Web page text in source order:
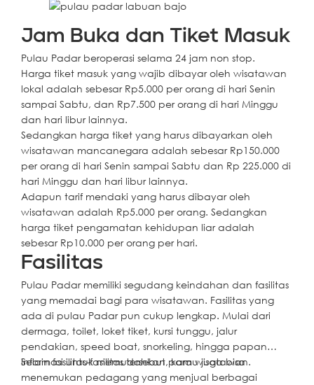
Jam Buka dan Tiket Masuk
Pulau Padar beroperasi selama 24 jam non stop.
Harga tiket masuk yang wajib dibayar oleh wisatawan
lokal adalah sebesar Rp5.000 per orang di hari Senin
sampai Sabtu, dan Rp7.500 per orang di hari Minggu
dan hari libur lainnya.
Sedangkan harga tiket yang harus dibayarkan oleh
wisatawan mancanegara adalah sebesar Rp150.000
per orang di hari Senin sampai Sabtu dan Rp 225.000 di
hari Minggu dan hari libur lainnya.
Adapun tarif mendaki yang harus dibayar oleh
wisatawan adalah Rp5.000 per orang. Sedangkan
harga tiket pengamatan kehidupan liar adalah
sebesar Rp10.000 per orang per hari.
Fasilitas
Pulau Padar memiliki segudang keindahan dan fasilitas
yang memadai bagi para wisatawan. Fasilitas yang
ada di pulau Padar pun cukup lengkap. Mulai dari
dermaga, toilet, loket tiket, kursi tunggu, jalur
pendakian, speed boat, snorkeling, hingga papan
informasi untuk memudahkan para wisatawan.
Selain fasilitas-fasilitas tersebut, kamu juga bisa
menemukan pedagang yang menjual berbagai